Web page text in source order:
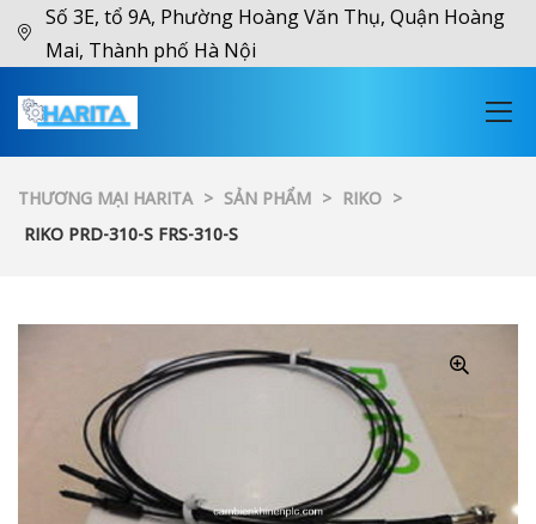
Số 3E, tổ 9A, Phường Hoàng Văn Thụ, Quận Hoàng
Mai, Thành phố Hà Nội
THƯƠNG MẠI HARITA > SẢN PHẨM > RIKO >
RIKO PRD-310-S FRS-310-S